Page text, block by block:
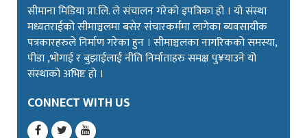
सीमाना मिडिया प्रा.लि. ले संचालन गरेको इपत्रिका हो । यो संस्था
मध्यतराईको सीमाञ्चलमा बसेर संचारकर्ममा लागेका ब्यवसायीक
पत्रकारहरुले निर्माण गरेका हुन । सीमाञ्चलका नागरिकको समस्या,
पीडा ,भोगाई र बुझाईलाई नीति निर्माताहरु समक्ष पु¥याउने यो
संस्थाको अभिष्ट हो ।
CONNECT WITH US